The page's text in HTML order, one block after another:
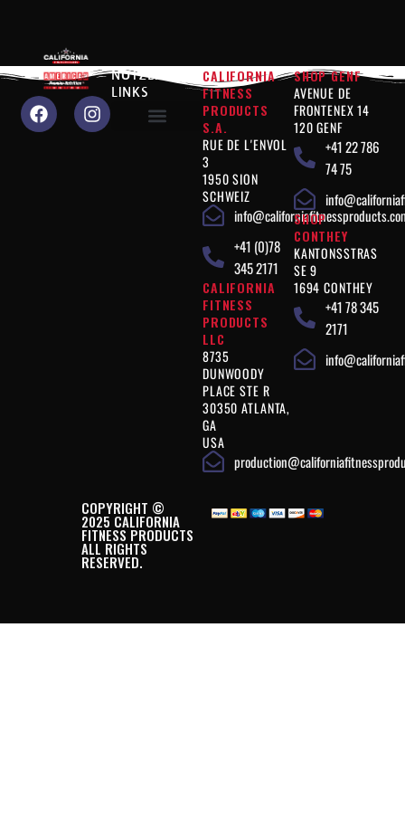
NÜTZLICHE
LINKS
CALIFORNIA
FITNESS
PRODUCTS
S.A.
RUE DE L'ENVOL
3
1950 SION
SCHWEIZ
+41 (0)78
345 2171
CALIFORNIA
FITNESS
PRODUCTS
LLC
8735
DUNWOODY
PLACE STE R
30350 ATLANTA,
GA
USA
SHOP GENF
AVENUE DE
FRONTENEX 14
120 GENF
+41 22 786
74 75
SHOP
CONTHEY
KANTONSSTRAS
SE 9
1694 CONTHEY
+41 78 345
2171
COPYRIGHT ©
2025 CALIFORNIA
FITNESS PRODUCTS
ALL RIGHTS
RESERVED.